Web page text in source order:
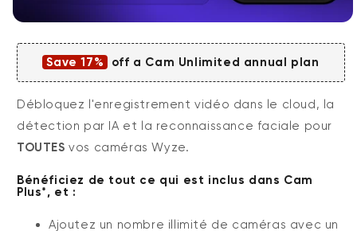
Save 17% off a Cam Unlimited annual plan
Débloquez l'enregistrement vidéo dans le cloud, la
détection par IA et la reconnaissance faciale pour
TOUTES vos caméras Wyze.
Bénéficiez de tout ce qui est inclus dans Cam
Plus*, et :
Ajoutez un nombre illimité de caméras avec un